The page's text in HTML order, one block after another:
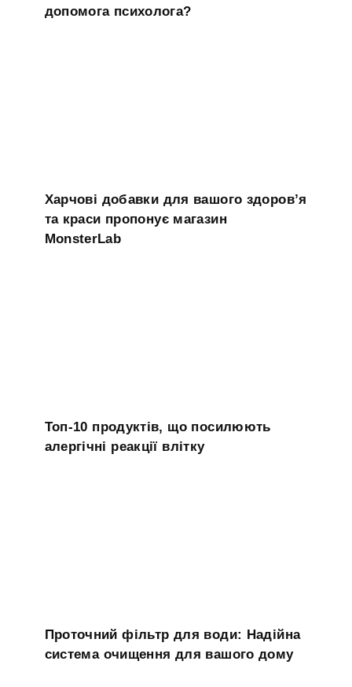
допомога психолога?
Харчові добавки для вашого здоров’я
та краси пропонує магазин
MonsterLab
Топ-10 продуктів, що посилюють
алергічні реакції влітку
Проточний фільтр для води: Надійна
система очищення для вашого дому